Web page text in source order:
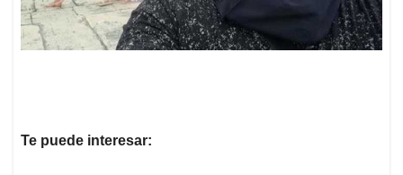
Te puede interesar: